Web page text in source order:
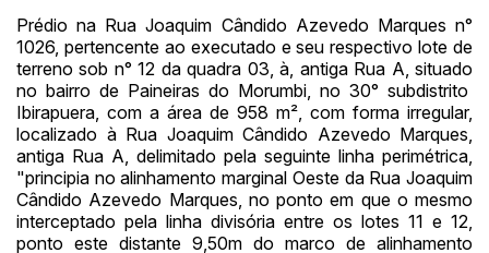
Prédio na Rua Joaquim Cândido Azevedo Marques n°
1026, pertencente ao executado e seu respectivo lote de
terreno sob n° 12 da quadra 03, à, antiga Rua A, situado
no bairro de Paineiras do Morumbi, no 30° subdistrito
Ibirapuera, com a área de 958 m², com forma irregular,
localizado à Rua Joaquim Cândido Azevedo Marques,
antiga Rua A, delimitado pela seguinte linha perimétrica,
"principia no alinhamento marginal Oeste da Rua Joaquim
Cândido Azevedo Marques, no ponto em que o mesmo
interceptado pela linha divisória entre os lotes 11 e 12,
ponto este distante 9,50m do marco de alinhamento